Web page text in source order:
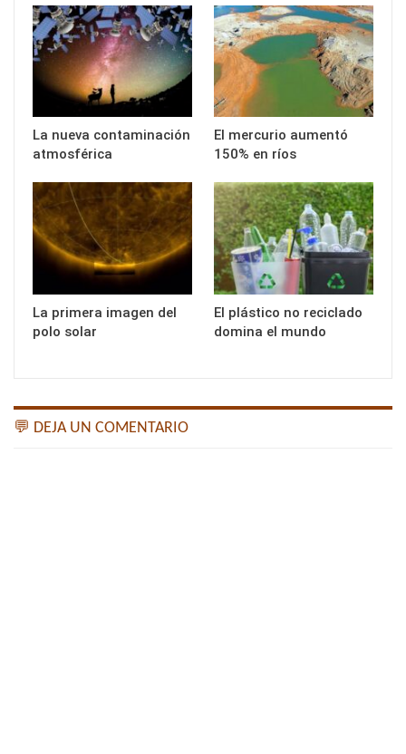
La nueva contaminación
atmosférica
El mercurio aumentó
150% en ríos
La primera imagen del
polo solar
El plástico no reciclado
domina el mundo
💬 DEJA UN COMENTARIO